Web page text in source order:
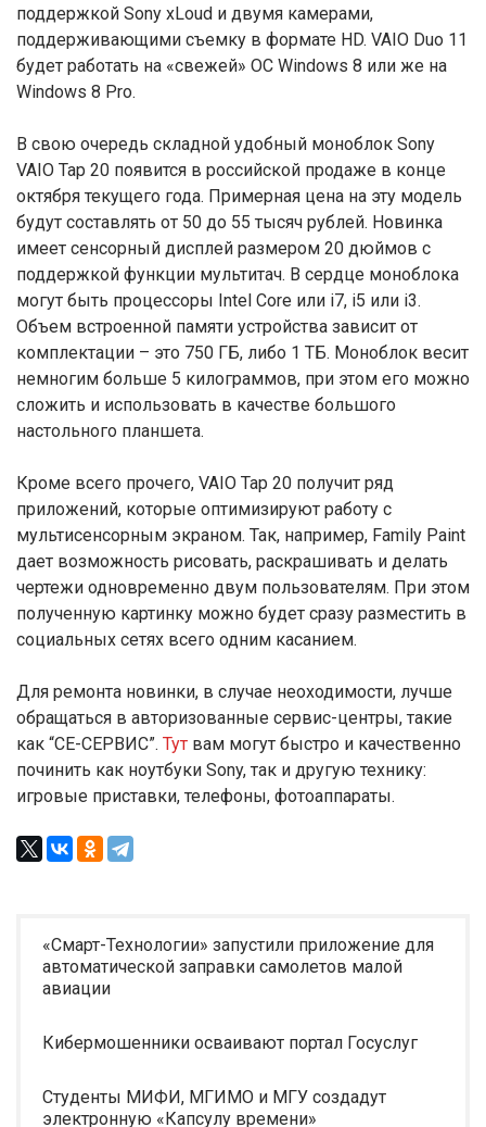
поддержкой Sony xLoud и двумя камерами,
поддерживающими съемку в формате HD. VAIO Duo 11
будет работать на «свежей» ОС Windows 8 или же на
Windows 8 Pro.
В свою очередь складной удобный моноблок Sony
VAIO Tap 20 появится в российской продаже в конце
октября текущего года. Примерная цена на эту модель
будут составлять от 50 до 55 тысяч рублей. Новинка
имеет сенсорный дисплей размером 20 дюймов с
поддержкой функции мультитач. В сердце моноблока
могут быть процессоры Intel Core или i7, i5 или i3.
Объем встроенной памяти устройства зависит от
комплектации – это 750 ГБ, либо 1 ТБ. Моноблок весит
немногим больше 5 килограммов, при этом его можно
сложить и использовать в качестве большого
настольного планшета.
Кроме всего прочего, VAIO Tap 20 получит ряд
приложений, которые оптимизируют работу с
мультисенсорным экраном. Так, например, Family Paint
дает возможность рисовать, раскрашивать и делать
чертежи одновременно двум пользователям. При этом
полученную картинку можно будет сразу разместить в
социальных сетях всего одним касанием.
Для ремонта новинки, в случае неоходимости, лучше
обращаться в авторизованные сервис-центры, такие
как “СЕ-СЕРВИС”. Тут вам могут быстро и качественно
починить как ноутбуки Sony, так и другую технику:
игровые приставки, телефоны, фотоаппараты.
«Смарт-Технологии» запустили приложение для
автоматической заправки самолетов малой
авиации
Кибермошенники осваивают портал Госуслуг
Студенты МИФИ, МГИМО и МГУ создадут
электронную «Капсулу времени»